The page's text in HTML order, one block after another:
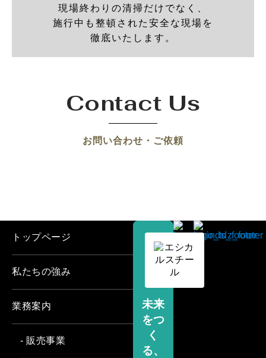
現場終わりの清掃だけでなく、
施行中も整頓された安全な現場を
徹底いたします。
Contact Us
お問い合わせ・ご依頼
未来
をつ
く
る、
トップページ
私たちの強み
業務案内
- 販売事業